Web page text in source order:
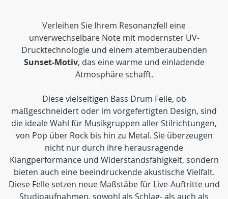
Verleihen Sie Ihrem Resonanzfell eine
unverwechselbare Note mit modernster UV-
Drucktechnologie und einem atemberaubenden
Sunset-Motiv, das eine warme und einladende
Atmosphäre schafft.
Diese vielseitigen Bass Drum Felle, ob
maßgeschneidert oder im vorgefertigten Design, sind
die ideale Wahl für Musikgruppen aller Stilrichtungen,
von Pop über Rock bis hin zu Metal. Sie überzeugen
nicht nur durch ihre herausragende
Klangperformance und Widerstandsfähigkeit, sondern
bieten auch eine beeindruckende akustische Vielfalt.
Diese Felle setzen neue Maßstäbe für Live-Auftritte und
Studioaufnahmen, sowohl als Schlag- als auch als